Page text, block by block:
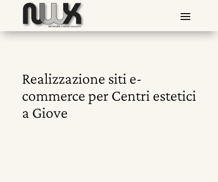
Realizzazione siti e-
commerce per Centri estetici
a Giove